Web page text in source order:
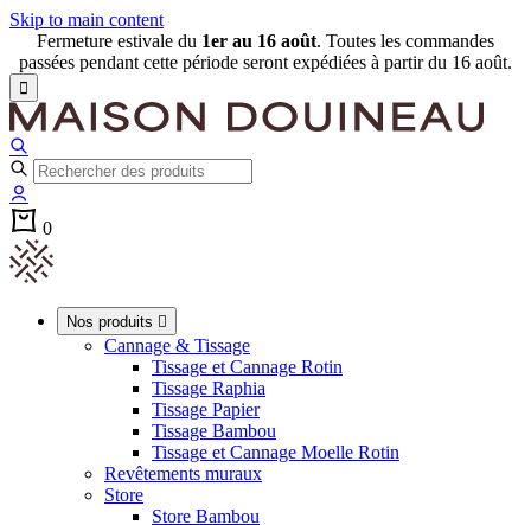
Skip to main content
Fermeture estivale du 1er au 16 août. Toutes les commandes
passées pendant cette période seront expédiées à partir du 16 août.

0
Nos produits 
Cannage & Tissage
Tissage et Cannage Rotin
Tissage Raphia
Tissage Papier
Tissage Bambou
Tissage et Cannage Moelle Rotin
Revêtements muraux
Store
Store Bambou